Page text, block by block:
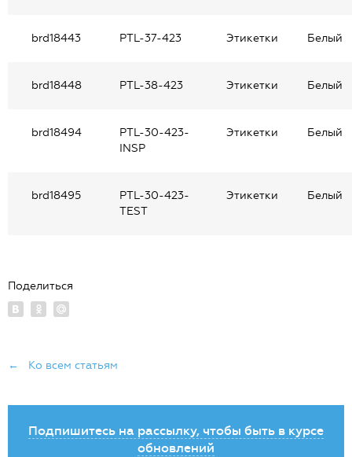
brd18443 PTL-37-423 Этикетки Белый
brd18448 PTL-38-423 Этикетки Белый
brd18494
PTL-30-423-
INSP
Этикетки Белый
brd18495
PTL-30-423-
TEST
Этикетки Белый
Поделиться
← Ко всем статьям
Подпишитесь на рассылку, чтобы быть в курсе
обновлений